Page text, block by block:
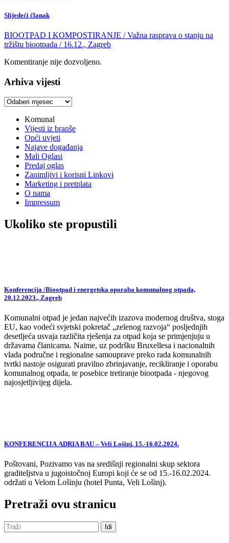
Slijedeći članak
BIOOTPAD I KOMPOSTIRANJE / Važna rasprava o stanju na
tržištu biootpada / 16.12., Zagreb
Komentiranje nije dozvoljeno.
Arhiva vijesti
Arhiva
Komunal
Vijesti iz branše
Opći uvjeti
Najave događanja
Mali Oglasi
Predaj oglas
Zanimljivi i korisni Linkovi
Marketing i pretplata
O nama
Impressum
Ukoliko ste propustili
Konferencija /Biootpad i energetska oporaba komunalnog otpada,
20.12.2023., Zagreb
Komunalni otpad je jedan najvećih izazova modernog društva, stoga
EU, kao vodeći svjetski pokretač „zelenog razvoja“ posljednjih
desetljeća usvaja različita rješenja za otpad koja se primjenjuju u
državama članicama. Naime, uz podršku Bruxellesa i nacionalnih
vlada područne i regionalne samouprave preko rada komunalnih
tvrtki nastoje osigurati pravilno zbrinjavanje, recikliranje i oporabu
komunalnog otpada, te posebice tretiranje biootpada - njegovog
najosjetljivijeg dijela.
KONFERENCIJA ADRIA BAU – Veli Lošinj, 15.-16.02.2024.
Poštovani, Pozivamo vas na središnji regionalni skup sektora
graditeljstva u jugoistočnoj Europi koji će se od 15.-16.02.2024.
održati u Velom Lošinju (hotel Punta, Veli Lošinj).
Pretraži ovu stranicu